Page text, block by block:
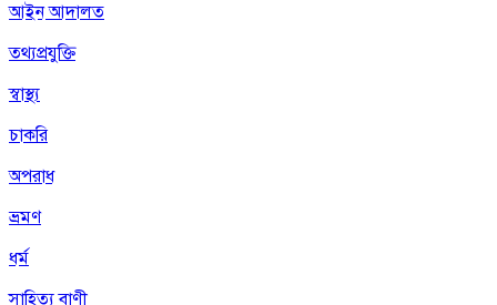
আইন আদালত
তথ্যপ্রযুক্তি
স্বাস্থ্য
চাকরি
অপরাধ
ভ্রমণ
ধর্ম
সাহিত্য বাণী